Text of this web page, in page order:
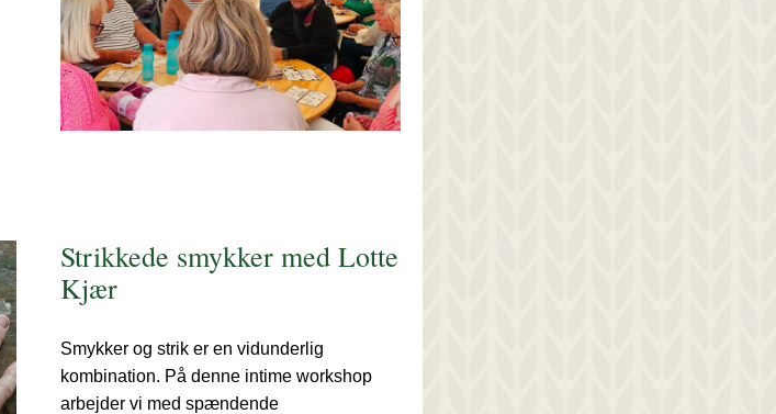
Strikkede smykker med Lotte
Kjær
Smykker og strik er en vidunderlig
kombination. På denne intime workshop
arbejder vi med spændende